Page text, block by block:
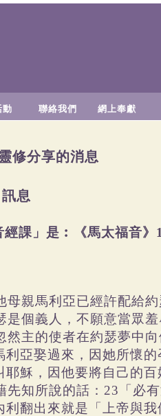
動 聯絡我們 網上奉獻
靈修分享的消息
息
課」是︰《馬太福音》
親馬利亞已經許配給
個義人，不願意當眾
主的使者在約瑟夢中
亞娶過來，因她所懷
穌，因他要將自己的百
先知所說的話：23「必
翻出來就是「上帝與